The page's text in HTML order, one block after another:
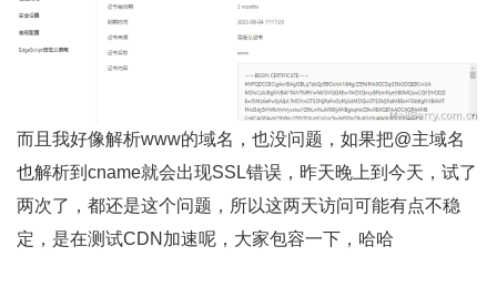
而且我好像解析www的域名，也没问题，如果把@主域名
也解析到cname就会出现SSL错误，昨天晚上到今天，试了
两次了，都还是这个问题，所以这两天访问可能有点不稳
定，是在测试CDN加速呢，大家包容一下，哈哈